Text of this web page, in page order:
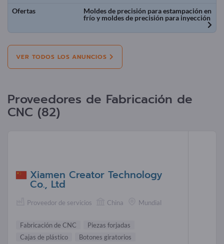
Ofertas
Moldes de precisión para estampación en
frío y moldes de precisión para inyección
VER TODOS LOS ANUNCIOS
Proveedores de Fabricación de
CNC (82)
Xiamen Creator Technology
Co., Ltd
Proveedor de servicios China Mundial
Fabricación de CNC
Piezas forjadas
Cajas de plástico
Botones giratorios